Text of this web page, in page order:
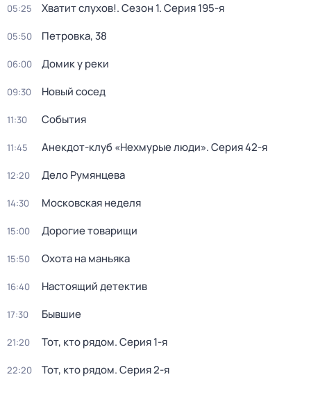
05:25 Хватит слухов!. Сезон 1. Серия 195-я
05:50 Петровка, 38
06:00 Домик у реки
09:30 Новый сосед
11:30 События
11:45 Анекдот-клуб «Нехмурые люди». Серия 42-я
12:20 Дело Румянцева
14:30 Московская неделя
15:00 Дорогие товарищи
15:50 Охота на маньяка
16:40 Настоящий детектив
17:30 Бывшие
21:20 Тот, кто рядом. Серия 1-я
22:20 Тот, кто рядом. Серия 2-я